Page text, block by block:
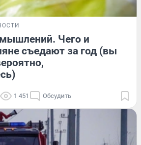
Чего и
съедают за год (вы
1 451 Обсудить